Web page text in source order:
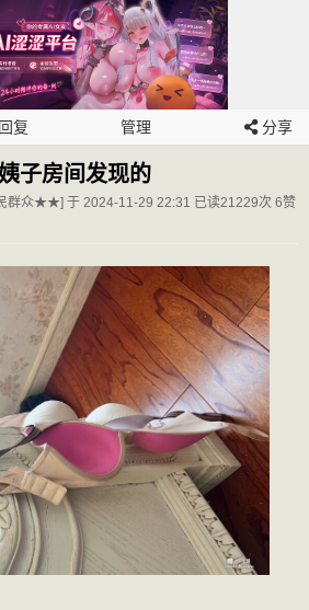
回复 管理 分享
子房间发现的
众★★] 于 2024-11-29 22:31 已读21229次 6赞